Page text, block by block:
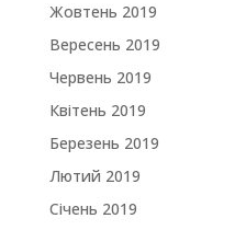
Жовтень 2019
Вересень 2019
Червень 2019
Квітень 2019
Березень 2019
Лютий 2019
Січень 2019